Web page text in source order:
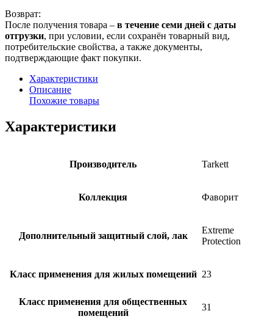
Возврат:
После получения товара – в течение семи дней с даты
отгрузки, при условии, если сохранён товарный вид,
потребительские свойства, а также документы,
подтверждающие факт покупки.
Характеристики
Описание
Похожие товары
Характеристики
Производитель Tarkett
Коллекция Фаворит
Дополнительный защитный слой, лак
Extreme
Protection
Класс применения для жилых помещений 23
Класс применения для общественных
помещений
31